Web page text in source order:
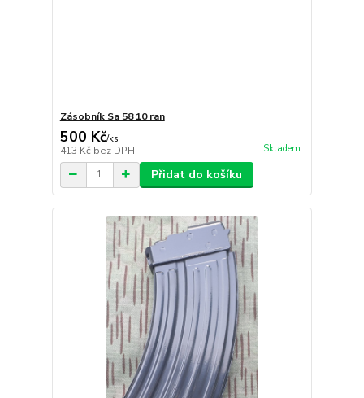
Zásobník Sa 58 10 ran
500 Kč/ks
413 Kč bez DPH Skladem
Přidat do košíku